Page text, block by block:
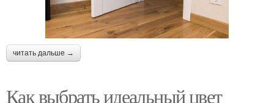
читать дальше →
Как выбрать идеальный цвет